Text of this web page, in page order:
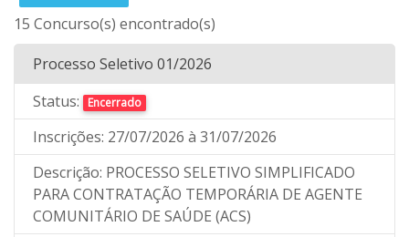
15 Concurso(s) encontrado(s)
Processo Seletivo 01/2026
Status:
Encerrado
Inscrições: 27/07/2026 à 31/07/2026
Descrição: PROCESSO SELETIVO SIMPLIFICADO
PARA CONTRATAÇÃO TEMPORÁRIA DE AGENTE
COMUNITÁRIO DE SAÚDE (ACS)